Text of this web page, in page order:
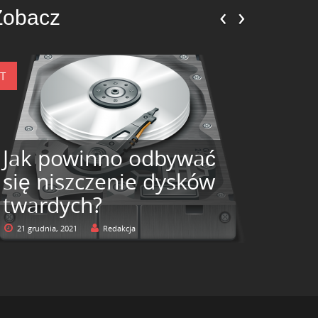
Jak powinno odbywać
się niszczenie dysków
twardych?
21 grudnia, 2021 Redakcja
‹ ›